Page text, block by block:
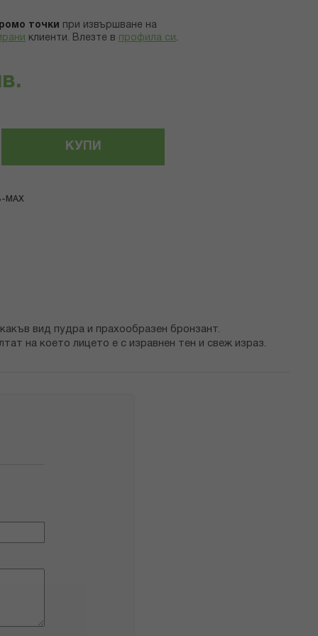
точки
при извършване на
клиенти. Влезте в профила си .
КУПИ
MAX
вид пудра и прахообразен бронзант.
на което лицето е с изравнен тен и свеж израз.